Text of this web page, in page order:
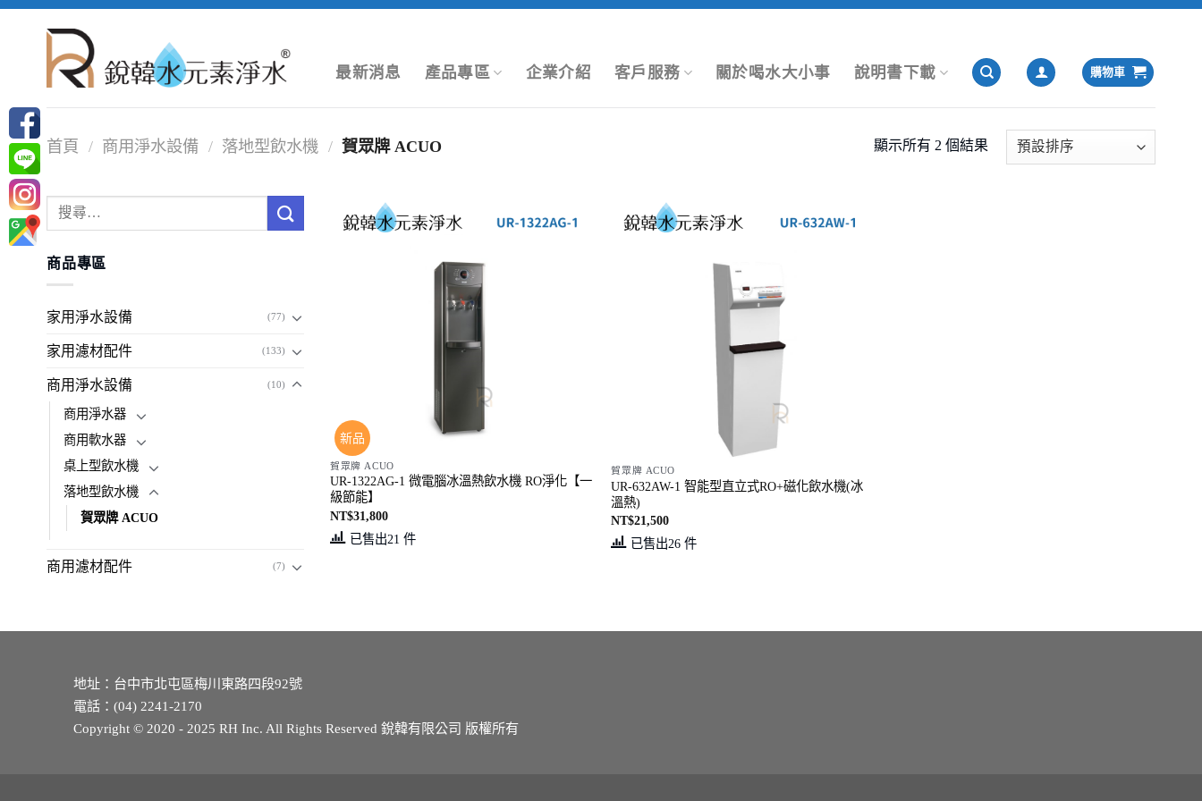
跳
最新消息 產品專區 企業介紹 客戶服務 關於喝水大小事 說明書下載 購物車
首頁 / 商用淨水設備 / 落地型飲水機 / 賀眾牌 ACUO 顯示所有 2 個結果
鍵
字:
商品專區
家用淨水設備 (77)
家用濾材配件 (133)
商用淨水設備 (10)
商用淨水器
商用軟水器
桌上型飲水機
落地型飲水機
賀眾牌 ACUO
商用濾材配件 (7)
新品
賀眾牌 ACUO
UR-1322AG-1 微電腦冰溫熱飲水機 RO淨化【一
級節能】
NT$31,800
已售出21 件
賀眾牌 ACUO
UR-632AW-1 智能型直立式RO+磁化飲水機(冰
溫熱)
NT$21,500
已售出26 件
地址： 台中市北屯區梅川東路四段92號
電話： (04) 2241-2170
Copyright © 2020 - 2025 RH Inc. All Rights Reserved 銳韓有限公司 版權所有